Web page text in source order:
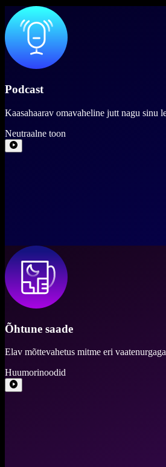
Podcast
Kaasahaarav omavaheline jutt nagu sinu
Neutraalne toon
Õhtune saade
Elav mõttevahetus mitme eri vaatenurgaga
Huumorinoodid